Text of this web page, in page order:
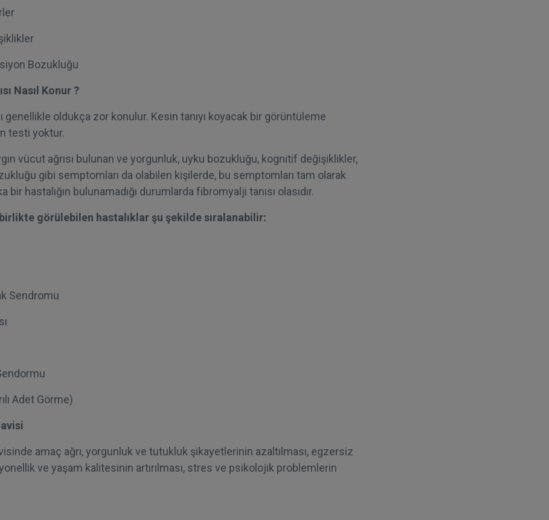
Bozukluğu
Nasıl Konur ?
genellikle oldukça zor konulur. Kesin tanıyı koyacak bir görüntüleme
testi yoktur.
vücut ağrısı bulunan ve yorgunluk, uyku bozukluğu, kognitif değişiklikler,
gibi semptomları da olabilen kişilerde, bu semptomları tam olarak
bir hastalığın bulunamadığı durumlarda fibromyalji tanısı olasıdır.
görülebilen hastalıklar şu şekilde sıralanabilir:
Sendromu
Adet Görme)
amaç ağrı, yorgunluk ve tutukluk şikayetlerinin azaltılması, egzersiz
ve yaşam kalitesinin artırılması, stres ve psikolojik problemlerin